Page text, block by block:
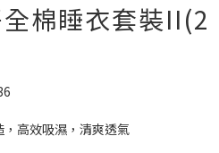
棉睡衣套裝II(2
高效吸濕，清爽透氣